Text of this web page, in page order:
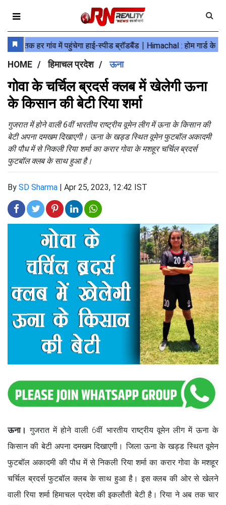
HOME हिमाचल प्रदेश ऊना
गोवा के चर्चिल ब्रदर्स क्लब में खेलेगी ऊना
के किसान की बेटी रिया शर्मा
गुजरात में होने वाली 6वीं भारतीय राष्ट्रीय वूमेन लीग में ऊना के किसान की
बेटी अपना दमखम दिखाएगी। ऊना के खड्ड स्थित वूमेन फुटबॉल अकादमी
की पौध में से निकली रिया शर्मा का करार गोवा के मशहूर चर्चिल ब्रदर्स
फुटबॉल क्लब के साथ हुआ है।
By SD Sharma | Apr 25, 2023, 12:42 IST
ऊना। गुजरात में होने वाली 6वीं भारतीय राष्ट्रीय वूमेन लीग में ऊना के
किसान की बेटी अपना दमखम दिखाएगी। जिला ऊना के खड्ड स्थित वूमेन
फुटबॉल अकादमी की पौध में से निकली रिया शर्मा का करार गोवा के मशहूर
चर्चिल ब्रदर्स फुटबॉल क्लब के साथ हुआ है। इस क्लब की ओर से खेलने
वाली रिया शर्मा हिमाचल प्रदेश की इकलौती बेटी है। रिया ने अब तक चार